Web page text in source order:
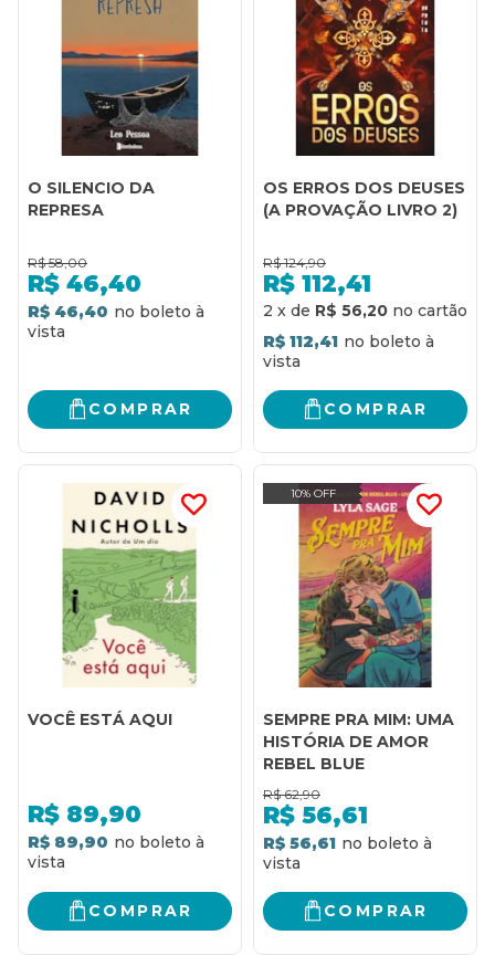
O SILENCIO DA
REPRESA
R$ 58,00
R$ 46,40
R$ 46,40
COMPRAR
OS ERROS DOS DEUSES
(A PROVAÇÃO LIVRO 2)
R$ 124,90
R$ 112,41
2 x de R$ 56,20
R$ 112,41
COMPRAR
VOCÊ ESTÁ AQUI
R$ 89,90
R$ 89,90
COMPRAR
10% OFF
SEMPRE PRA MIM: UMA
HISTÓRIA DE AMOR
REBEL BLUE
R$ 62,90
R$ 56,61
R$ 56,61
COMPRAR